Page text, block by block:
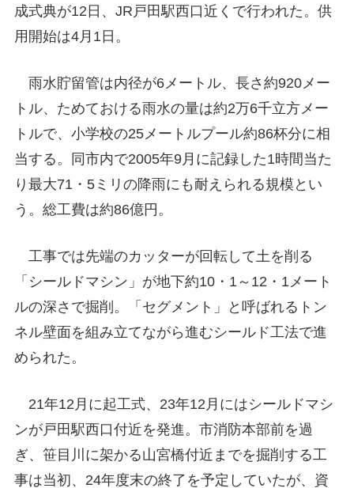
成式典が12日、JR戸田駅西口近くで行われた。供
用開始は4月1日。
雨水貯留管は内径が6メートル、長さ約920メー
トル、ためておける雨水の量は約2万6千立方メー
トルで、小学校の25メートルプール約86杯分に相
当する。同市内で2005年9月に記録した1時間当た
り最大71・5ミリの降雨にも耐えられる規模とい
う。総工費は約86億円。
工事では先端のカッターが回転して土を削る
「シールドマシン」が地下約10・1～12・1メート
ルの深さで掘削。「セグメント」と呼ばれるトン
ネル壁面を組み立てながら進むシールド工法で進
められた。
21年12月に起工式、23年12月にはシールドマシ
ンが戸田駅西口付近を発進。市消防本部前を過
ぎ、笹目川に架かる山宮橋付近までを掘削する工
事は当初、24年度末の終了を予定していたが、資